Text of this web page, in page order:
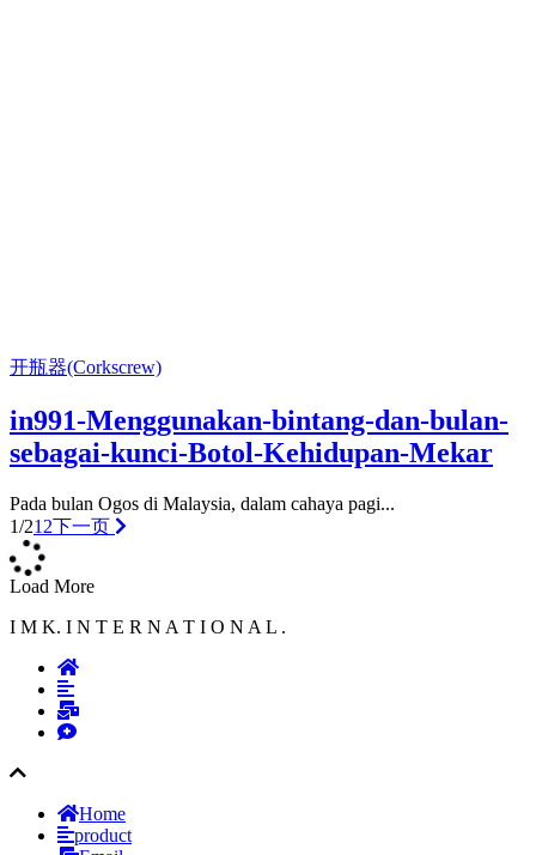
开瓶器(Corkscrew)
in991-Menggunakan-bintang-dan-bulan-
sebagai-kunci-Botol-Kehidupan-Mekar
Pada bulan Ogos di Malaysia, dalam cahaya pagi...
1/21 2下一页
Load More
I M K. I N T E R N A T I O N A L .
Home
product